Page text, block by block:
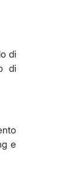
di
di
e